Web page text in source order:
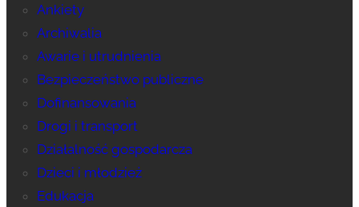
Ankiety
Archiwalia
Awarie i utrudnienia
Bezpieczeństwo publiczne
Dofinansowania
Drogi i transport
Działalność gospodarcza
Dzieci i młodzież
Edukacja